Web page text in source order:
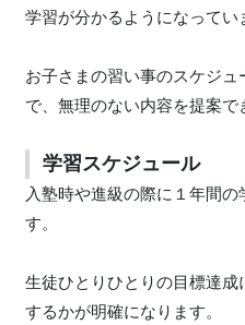
学習が分かるようになってい
お子さまの習い事のスケジ
で、無理のない内容を提案で
学習スケジュール
入塾時や進級の際に１年間
す。
生徒ひとりひとりの目標達
するかが明確になります。